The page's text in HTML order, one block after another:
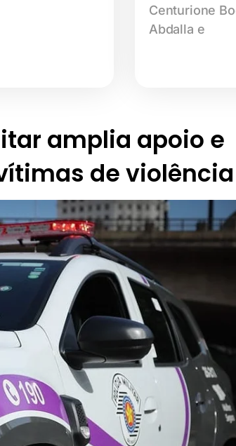
Centurione
Abdalla e
amplia apoio e
de violência